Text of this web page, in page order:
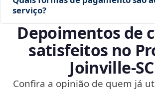
serviço?
Depoimentos de
satisfeitos no
Joinville‑SC
Confira a opinião de quem já